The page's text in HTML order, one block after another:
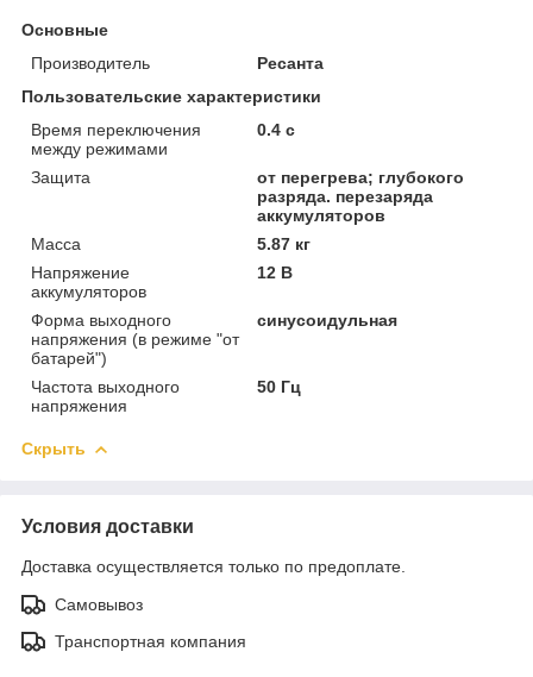
Основные
Производитель
Ресанта
Пользовательские характеристики
Время переключения
между режимами
0.4 с
Защита
от перегрева; глубокого
разряда. перезаряда
аккумуляторов
Масса
5.87 кг
Напряжение
аккумуляторов
12 В
Форма выходного
напряжения (в режиме "от
батарей")
синусоидульная
Частота выходного
напряжения
50 Гц
Скрыть
Условия доставки
Доставка осуществляется только по предоплате.
Самовывоз
Транспортная компания